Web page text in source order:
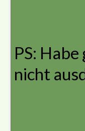
PS:
nicht